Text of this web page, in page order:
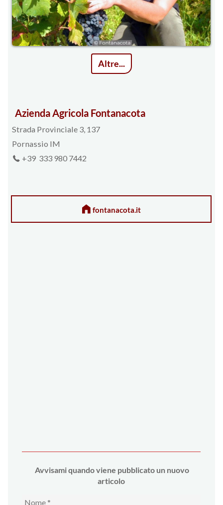
Altre...
Azienda Agricola Fontanacota
Strada Provinciale 3, 137
Pornassio IM
+39 333 980 7442
fontanacota.it
Avvisami quando viene pubblicato un nuovo
articolo